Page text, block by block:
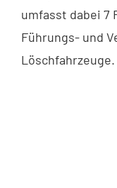
umfasst dabei 7
Führungs- und
Löschfahrzeuge.